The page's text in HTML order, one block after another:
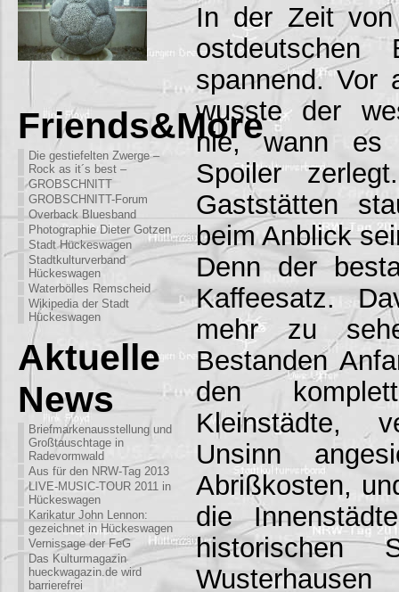
Friends&More
Die gestiefelten Zwerge –
Rock as it´s best –
GROBSCHNITT
GROBSCHNITT-Forum
Overback Bluesband
Photographie Dieter Gotzen
Stadt Hückeswagen
Stadtkulturverband
Hückeswagen
Waterbölles Remscheid
Wikipedia der Stadt
Hückeswagen
Aktuelle
News
Briefmarkenausstellung und
Großtauschtage in
Radevormwald
Aus für den NRW-Tag 2013
LIVE-MUSIC-TOUR 2011 in
Hückeswagen
Karikatur John Lennon:
gezeichnet in Hückeswagen
Vernissage der FeG
Das Kulturmagazin
hueckwagazin.de wird
barrierefrei
In der Zeit von
ostdeutschen
spannend. Vor
wusste der
nie, wann es
Spoiler
Gaststätten
beim Anblick
Denn der
Kaffeesatz.
mehr zu
Bestanden
den
Kleinstädte,
Unsinn
Abrißkosten,
die
historischen